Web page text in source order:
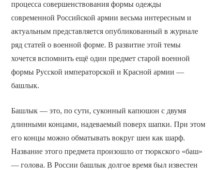
процесса совершенствования формы одежды
современной Российской армии весьма интересным и
актуальным представляется опубликованный в журнале
ряд статей о военной форме. В развитие этой темы
хочется вспомнить ещё один предмет старой военной
формы Русской императорской и Красной армии —
башлык.
Башлык — это, по сути, суконный капюшон с двумя
длинными концами, надеваемый поверх шапки. При этом
его концы можно обматывать вокруг шеи как шарф.
Название этого предмета произошло от тюркского «баш»
— голова. В России башлык долгое время был известен